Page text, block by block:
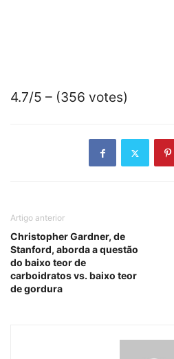
4.7/5 – (356 votes)
Artigo anterior
Christopher Gardner, de
Stanford, aborda a questão
do baixo teor de
carboidratos vs. baixo teor
de gordura